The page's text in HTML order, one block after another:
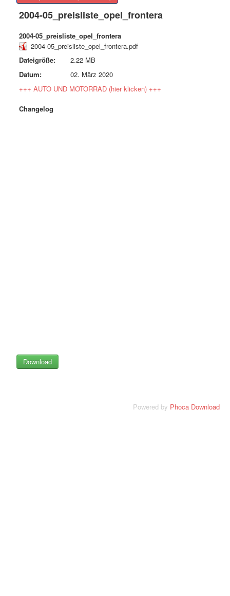
2004-05_preisliste_opel_frontera
2004-05_preisliste_opel_frontera
2004-05_preisliste_opel_frontera.pdf
Dateigröße:
2.22 MB
Datum:
02. März 2020
+++ AUTO UND MOTORRAD (hier klicken) +++
Changelog
Powered by Phoca Download